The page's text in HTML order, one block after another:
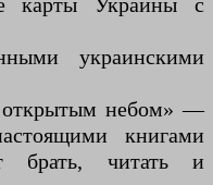
украинскими
открытым небом» —
книгами
брать, читать и